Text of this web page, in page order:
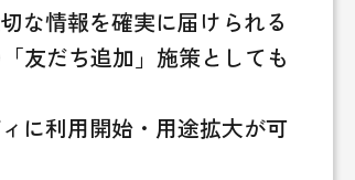
な情報を確実に届けられる
友だち追加」施策としても
に利用開始・用途拡大が可